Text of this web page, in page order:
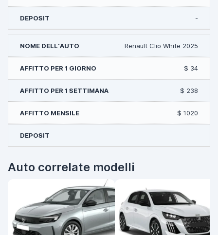
-
Renault Clio White 2025
$ 34
$ 238
$ 1020
-
Auto correlate modelli